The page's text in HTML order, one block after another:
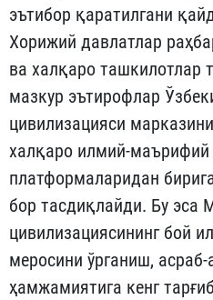
эътибор қаратилгани
Хорижий давлатлар
ва халқаро ташкилотлар
мазкур эътирофлар
цивилизацияси
халқаро илмий-
платформаларидан
бор тасдиқлайди. Бу эса
цивилизациясининг бой
меросини ўрганиш,
ҳамжамиятига кенг